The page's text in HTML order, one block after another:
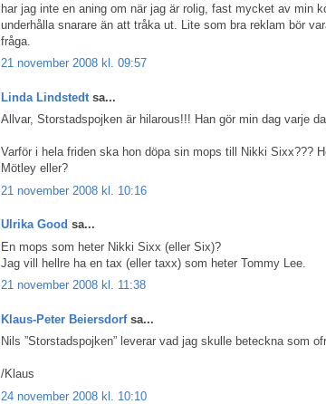
har jag inte en aning om när jag är rolig, fast mycket av min
underhålla snarare än att tråka ut. Lite som bra reklam bör
fråga.
21 november 2008 kl. 09:57
Linda Lindstedt sa...
Allvar, Storstadspojken är hilarous!!! Han gör min dag varje
Varför i hela friden ska hon döpa sin mops till Nikki Sixx???
Mötley eller?
21 november 2008 kl. 10:16
Ulrika Good sa...
En mops som heter Nikki Sixx (eller Six)?
Jag vill hellre ha en tax (eller taxx) som heter Tommy Lee.
21 november 2008 kl. 11:38
Klaus-Peter Beiersdorfsa...
Nils ”Storstadspojken” leverar vad jag skulle beteckna som
/Klaus
24 november 2008 kl. 10:10